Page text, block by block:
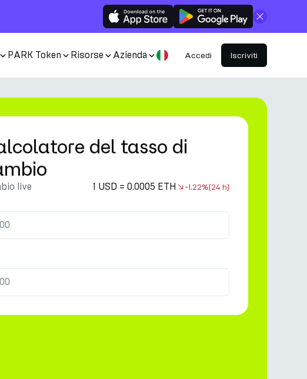
Chiudi
PARK Token Risorse Azienda Accedi Iscriviti
del tasso di
live 1 USD = 0.0005 ETH -1.22%(24 h)